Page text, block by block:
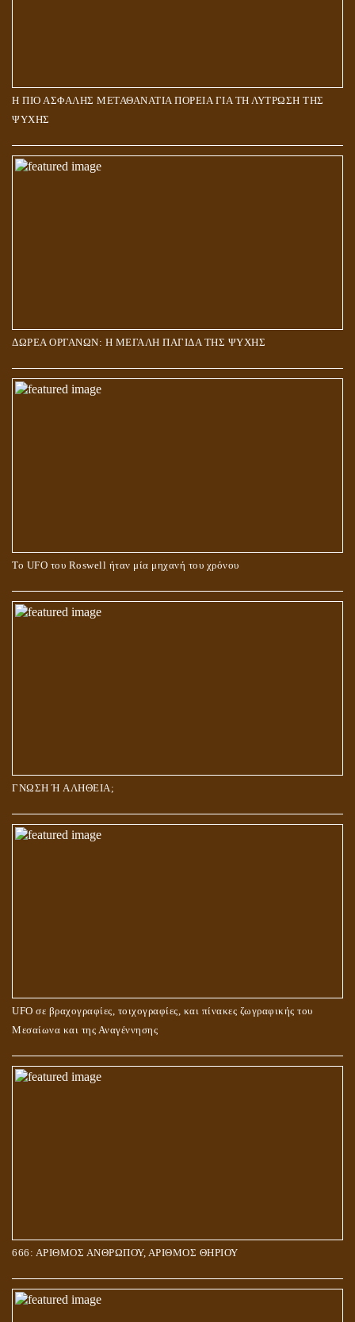
Η ΠΙΟ ΑΣΦΑΛΗΣ ΜΕΤΑΘΑΝΑΤΙΑ ΠΟΡΕΙΑ ΓΙΑ ΤΗ ΛΥΤΡΩΣΗ ΤΗΣ
ΨΥΧΗΣ
ΔΩΡΕΑ ΟΡΓΑΝΩΝ: Η ΜΕΓΑΛΗ ΠΑΓΙΔΑ ΤΗΣ ΨΥΧΗΣ
Το UFO του Roswell ήταν μία μηχανή του χρόνου
ΓΝΩΣΗ Ή ΑΛΗΘΕΙΑ;
UFO σε βραχογραφίες, τοιχογραφίες, και πίνακες ζωγραφικής του
Μεσαίωνα και της Αναγέννησης
666: ΑΡΙΘΜΟΣ ΑΝΘΡΩΠΟΥ, ΑΡΙΘΜΟΣ ΘΗΡΙΟΥ